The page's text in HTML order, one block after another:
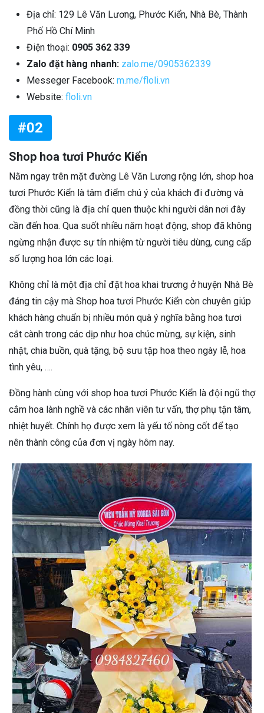
Địa chỉ: 129 Lê Văn Lương, Phước Kiển, Nhà Bè, Thành
Phố Hồ Chí Minh
Điện thoại: 0905 362 339
Zalo đặt hàng nhanh: zalo.me/0905362339
Messeger Facebook: m.me/floli.vn
Website: floli.vn
#02
Shop hoa tươi Phước Kiển
Nằm ngay trên mặt đường Lê Văn Lương rộng lớn, shop hoa
tươi Phước Kiển là tâm điểm chú ý của khách đi đường và
đồng thời cũng là địa chỉ quen thuộc khi người dân nơi đây
cần đến hoa. Qua suốt nhiều năm hoạt động, shop đã không
ngừng nhận được sự tín nhiệm từ người tiêu dùng, cung cấp
số lượng hoa lớn các loại.
Không chỉ là một địa chỉ đặt hoa khai trương ở huyện Nhà Bè
đáng tin cậy mà Shop hoa tươi Phước Kiển còn chuyên giúp
khách hàng chuẩn bị nhiều món quà ý nghĩa bằng hoa tươi
cắt cành trong các dịp như hoa chúc mừng, sự kiện, sinh
nhật, chia buồn, quà tặng, bộ sưu tập hoa theo ngày lễ, hoa
tình yêu, ….
Đồng hành cùng với shop hoa tươi Phước Kiển là đội ngũ thợ
cắm hoa lành nghề và các nhân viên tư vấn, thợ phụ tận tâm,
nhiệt huyết. Chính họ được xem là yếu tố nòng cốt để tạo
nên thành công của đơn vị ngày hôm nay.